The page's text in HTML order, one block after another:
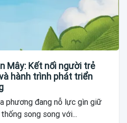
Mây: Kết nối người trẻ
hành trình phát triển
phương đang nỗ lực gìn giữ
song song với...